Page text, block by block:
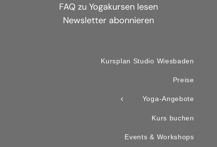
FAQ zu Yogakursen lesen
Newsletter abonnieren
Kursplan Studio Wiesbaden
Preise
Yoga-Angebote
Kurs buchen
Events & Workshops